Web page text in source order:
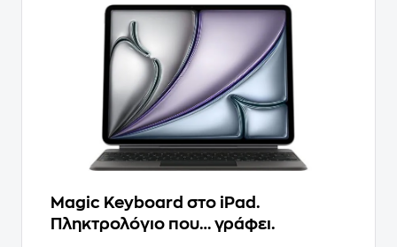
Magic Keyboard στο iPad.
Πληκτρολόγιο που… γράφει.